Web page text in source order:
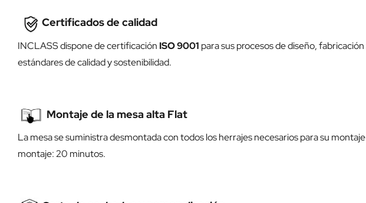
Certificados de calidad
INCLASS dispone de certificación ISO 9001 para sus procesos de diseño,
estándares de calidad y sostenibilidad.
Montaje de la mesa alta Flat
La mesa se suministra desmontada con todos los herrajes necesarios para su
montaje: 20 minutos.